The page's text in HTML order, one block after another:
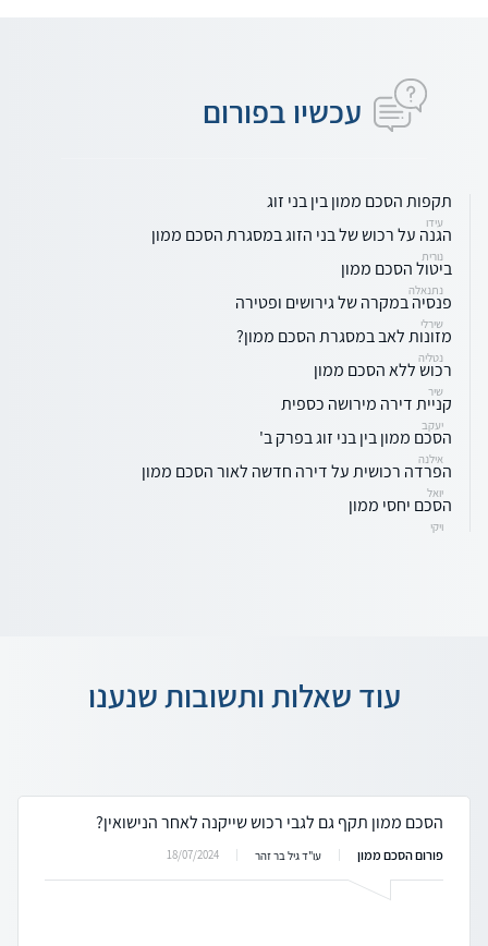
עכשיו בפורום
תקפות הסכם ממון בין בני זוג
עידו
הגנה על רכוש של בני הזוג במסגרת הסכם ממון
נורית
ביטול הסכם ממון
נתנאלה
פנסיה במקרה של גירושים ופטירה
שירלי
מזונות לאב במסגרת הסכם ממון?
נטליה
רכוש ללא הסכם ממון
שיר
קניית דירה מירושה כספית
יעקב
הסכם ממון בין בני זוג בפרק ב'
אילנה
הפרדה רכושית על דירה חדשה לאור הסכם ממון
יואל
הסכם יחסי ממון
ויקי
עוד שאלות ותשובות שנענו
הסכם ממון תקף גם לגבי רכוש שייקנה לאחר הנישואין?
פורום הסכם ממון עו"ד גיל בר זהר 18/07/2024